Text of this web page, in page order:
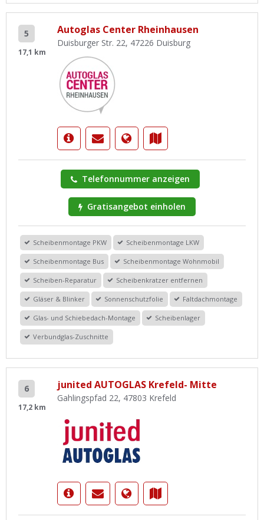
5
17,1 km
Autoglas Center Rheinhausen
Duisburger Str. 22, 47226 Duisburg
Telefonnummer anzeigen
Gratisangebot einholen
Scheibenmontage PKW Scheibenmontage LKW
Scheibenmontage Bus Scheibenmontage Wohnmobil
Scheiben-Reparatur Scheibenkratzer entfernen
Gläser & Blinker Sonnenschutzfolie Faltdachmontage
Glas- und Schiebedach-Montage Scheibenlager
Verbundglas-Zuschnitte
6
17,2 km
junited AUTOGLAS Krefeld- Mitte
Gahlingspfad 22, 47803 Krefeld